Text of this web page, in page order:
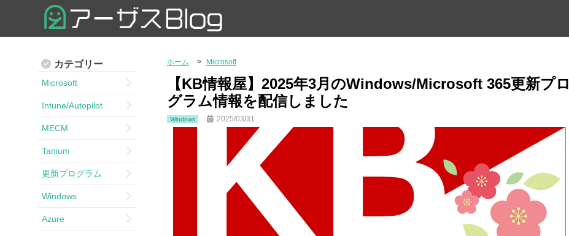
ホーム Microsoft
【KB情報屋】2025年3月のWindows/Microsoft 365更新プロ
グラム情報を配信しました
Windows 2025/03/31
カテゴリー
Microsoft
Intune/Autopilot
MECM
Tanium
更新プログラム
Windows
Azure